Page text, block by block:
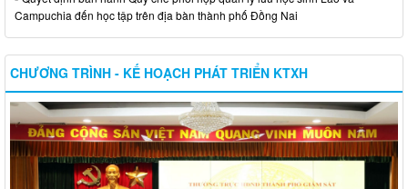
Campuchia đến học tập trên địa bàn thành phố Đồng Nai
CHƯƠNG TRÌNH - KẾ HOẠCH PHÁT TRIỂN KTXH